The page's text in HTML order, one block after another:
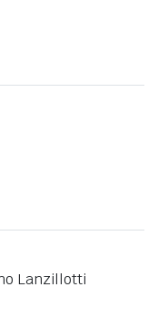
Lanzillotti